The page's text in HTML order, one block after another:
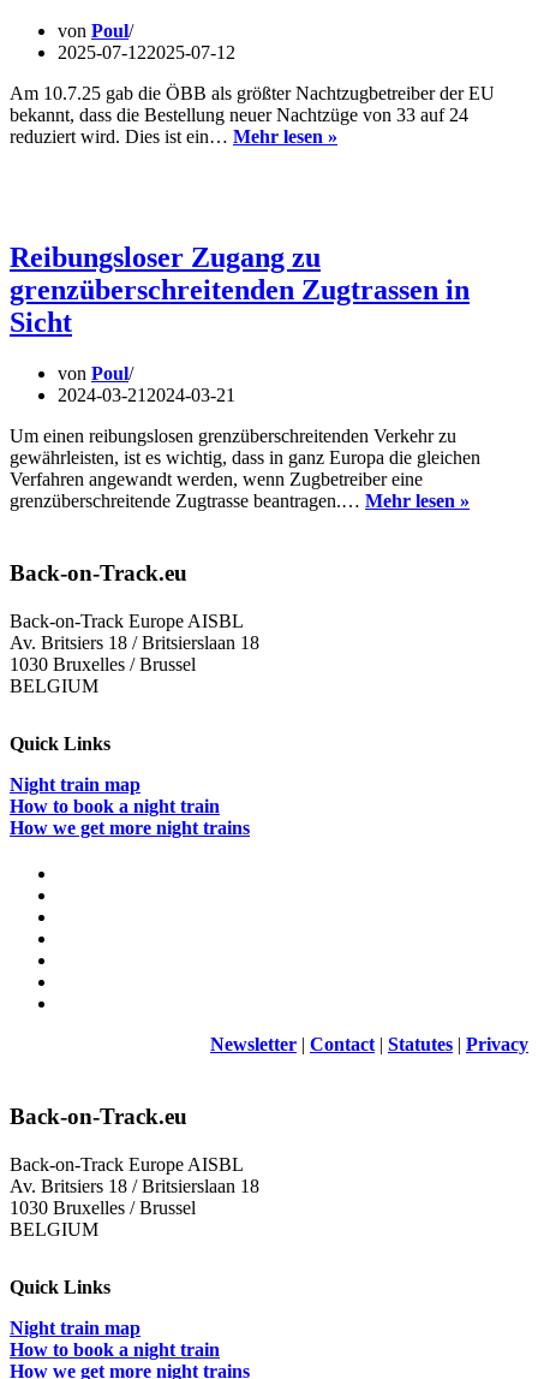
von Poul
2025-07-122025-07-12
Am 10.7.25 gab die ÖBB als größter Nachtzugbetreiber der EU
bekannt, dass die Bestellung neuer Nachtzüge von 33 auf 24
reduziert wird. Dies ist ein… Mehr lesen »
anhaltender
EU-
Reibungsloser Zugang zu
grenzüberschreitenden Zugtrassen in
Sicht
von Poul
2024-03-21 2024-03-21
Um einen reibungslosen grenzüberschreitenden Verkehr zu
gewährleisten, ist es wichtig, dass in ganz Europa die gleichen
Verfahren angewandt werden, wenn Zugbetreiber eine
grenzüberschreitende Zugtrasse beantragen.… Mehr lesen »
Back-on-Track.eu
Back-on-Track Europe AISBL
Av. Britsiers 18 / Britsierslaan 18
1030 Bruxelles / Brussel
BELGIUM
Quick Links
Night train map
How to book a night train
How we get more night trains
Newsletter | Contact | Statutes | Privacy
Back-on-Track.eu
Back-on-Track Europe AISBL
Av. Britsiers 18 / Britsierslaan 18
1030 Bruxelles / Brussel
BELGIUM
Quick Links
Night train map
How to book a night train
How we get more night trains